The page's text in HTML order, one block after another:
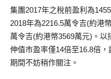
集團2017年之稅前盈利為
2018年為2216.5萬令吉(約港
萬令吉(約港幣3569萬元)。以
伸值市盈率僅14倍至16.8倍
期間不妨稍作關注。